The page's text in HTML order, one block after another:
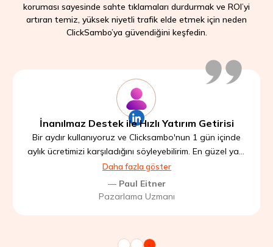
koruması sayesinde sahte tıklamaları durdurmak ve ROI’yi
artıran temiz, yüksek niyetli trafik elde etmek için neden
ClickSambo’ya güvendiğini keşfedin.
İnanılmaz Destek ile Hızlı Yatırım Getirisi
Bir aydır kullanıyoruz ve Clicksambo'nun 1 gün içinde
aylık ücretimizi karşıladığını söyleyebilirim. En güzel yanı
ise destek hizmeti; ne zaman bir sorunuz olsa bu
arkadaşlar cevap veriyor ve yazılımı başarıyla
kullanmanızı istiyorlar. Çok beğendim.
Daha fazla göster
— Paul Eitner
Pazarlama Uzmanı